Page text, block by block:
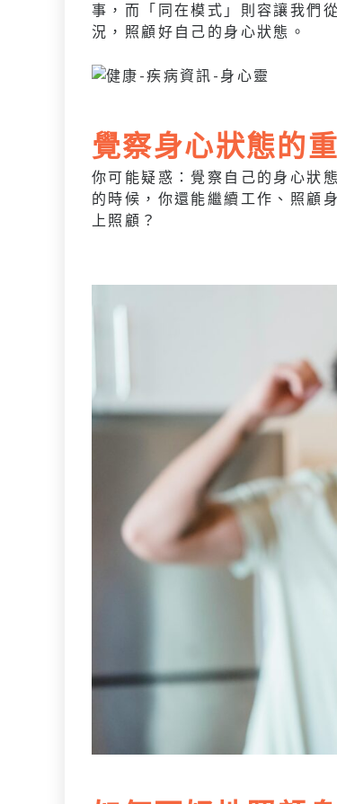
事，而「同在模式」則容讓我們
況，照顧好自己的身心狀態。
覺察身心狀態的
你可能疑惑：覺察自己的身心狀
的時候，你還能繼續工作、照顧
上照顧？